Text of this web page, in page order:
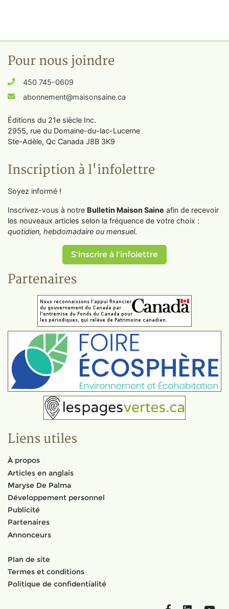
Pour nous joindre
450 745-0609
abonnement@maisonsaine.ca
Éditions du 21e siècle Inc.
2955, rue du Domaine-du-lac-Lucerne
Ste-Adèle, Qc Canada J8B 3K9
Inscription à l'infolettre
Soyez informé !
Inscrivez-vous à notre Bulletin Maison Saine afin de recevoir
les nouveaux articles selon la fréquence de votre choix :
quotidien, hebdomadaire ou mensuel.
S'inscrire à l'infolettre
Partenaires
Liens utiles
À propos
Articles en anglais
Maryse De Palma
Développement personnel
Publicité
Partenaires
Annonceurs
Plan de site
Termes et conditions
Politique de confidentialité